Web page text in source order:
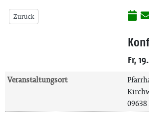
Zurück
Fr,
Veranstaltungsort